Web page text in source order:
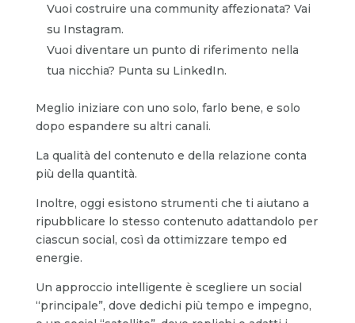
Vuoi costruire una community affezionata? Vai
su Instagram.
Vuoi diventare un punto di riferimento nella
tua nicchia? Punta su LinkedIn.
Meglio iniziare con uno solo, farlo bene, e solo
dopo espandere su altri canali.
La qualità del contenuto e della relazione conta
più della quantità.
Inoltre, oggi esistono strumenti che ti aiutano a
ripubblicare lo stesso contenuto adattandolo per
ciascun social, così da ottimizzare tempo ed
energie.
Un approccio intelligente è scegliere un social
“principale”, dove dedichi più tempo e impegno,